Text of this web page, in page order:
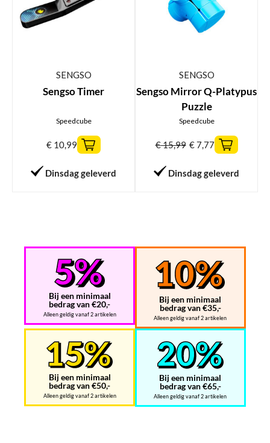
SENGSO
Sengso Timer
Speedcube
€ 10,99
Dinsdag geleverd
SENGSO
Sengso Mirror Q-Platypus
Puzzle
Speedcube
€15,99 €7,77
Dinsdag geleverd
Bij een minimaal
bedrag van €20,-
Alleen geldig vanaf 2 artikelen
Bij een minimaal
bedrag van €35,-
Alleen geldig vanaf 2 artikelen
Bij een minimaal
bedrag van €50,-
Alleen geldig vanaf 2 artikelen
Bij een minimaal
bedrag van €65,-
Alleen geldig vanaf 2 artikelen